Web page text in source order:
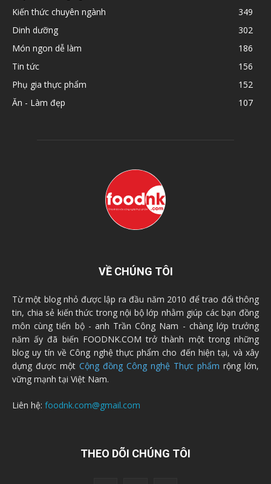
Kiến thức chuyên ngành
349
Dinh dưỡng
302
Món ngon dễ làm
186
Tin tức
156
Phụ gia thực phẩm
152
Ăn - Làm đẹp
107
VỀ CHÚNG TÔI
Từ một blog nhỏ được lập ra đầu năm 2010 để trao đổi thông
tin, chia sẻ kiến thức trong nội bộ lớp nhằm giúp các bạn đồng
môn cùng tiến bộ - anh Trần Công Nam - chàng lớp trưởng
năm ấy đã biến FOODNK.COM trở thành một trong những
blog uy tín về Công nghệ thực phẩm cho đến hiện tại, và xây
dựng được một Cộng đồng Công nghệ Thực phẩm rộng lớn,
vững mạnh tại Việt Nam.
Liên hệ: foodnk.com@gmail.com
THEO DÕI CHÚNG TÔI